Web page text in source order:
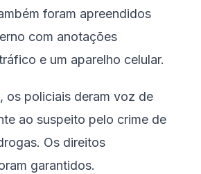
foram apreendidos
com anotações
e um aparelho celular.
os policiais deram voz de
ao suspeito pelo crime de
Os direitos
garantidos.